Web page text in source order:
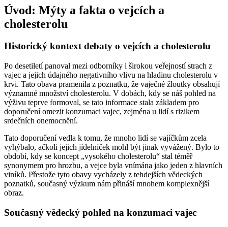
Úvod: Mýty a fakta o vejcích a
cholesterolu
Historický kontext debaty o vejcích a cholesterolu
Po desetiletí panoval mezi odborníky i širokou veřejností strach z
vajec a jejich údajného negativního vlivu na hladinu cholesterolu v
krvi. Tato obava pramenila z poznatku, že vaječné žloutky obsahují
významné množství cholesterolu. V dobách, kdy se náš pohled na
výživu teprve formoval, se tato informace stala základem pro
doporučení omezit konzumaci vajec, zejména u lidí s rizikem
srdečních onemocnění.
Tato doporučení vedla k tomu, že mnoho lidí se vajíčkům zcela
vyhýbalo, ačkoli jejich jídelníček mohl být jinak vyvážený. Bylo to
období, kdy se koncept „vysokého cholesterolu“ stal téměř
synonymem pro hrozbu, a vejce byla vnímána jako jeden z hlavních
viníků. Přestože tyto obavy vycházely z tehdejších vědeckých
poznatků, současný výzkum nám přináší mnohem komplexnější
obraz.
Současný vědecký pohled na konzumaci vajec